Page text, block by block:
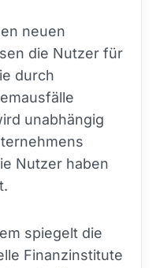
neuen
die Nutzer für
durch
unabhängig
Nutzer haben
spiegelt die
Finanzinstitute